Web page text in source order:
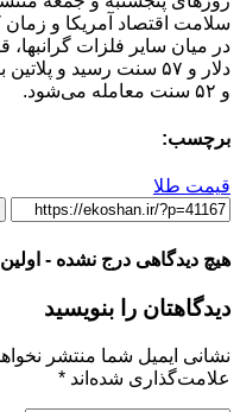
سلامت اقتصاد آمریکا و زمان
و ۵۲ سنت معامله می‌شود.
برچسب:
قیمت طلا
هیچ دیدگاهی درج نشده - اولین
دیدگاهتان را بنویسید
نشانی ایمیل شما منتشر
علامت‌گذاری شده‌اند *